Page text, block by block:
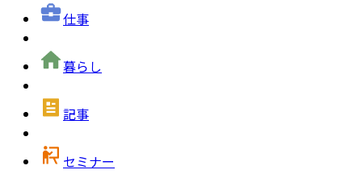
仕事
暮らし
記事
セミナー